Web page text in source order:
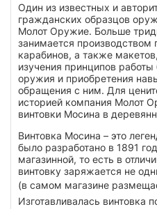
Один из известных и
гражданских образцов
Молот Оружие. Больше
занимается
карабинов, а также
изучения принципов работы
оружия и приобретения
обращения с ним. Для
историей компания Молот
винтовки Мосина в
Винтовка Мосина – это
было разработано в 1891
магазинной, то есть в
винтовку заряжается не
(в самом магазине
Изготавливалась винтовка